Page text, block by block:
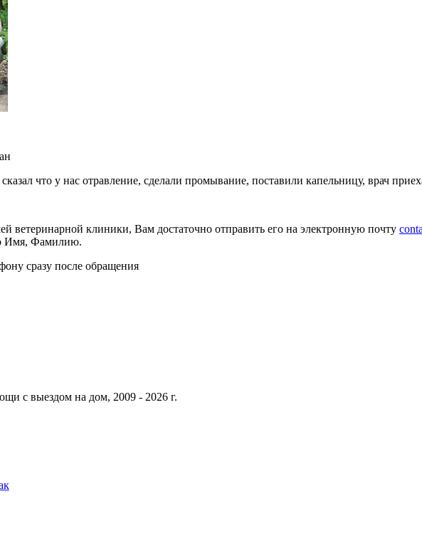
что у нас отравление, сделали промывание, поставили капельницу, врач
ветеринарной клиники, Вам достаточно отправить его на электронную почту
Имя, Фамилию.
сразу после обращения
с выездом на дом, 2009 - 2026 г.